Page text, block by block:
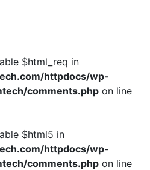
$html_req in
httpdocs/wp-
comments.php on line
$html5 in
httpdocs/wp-
comments.php on line